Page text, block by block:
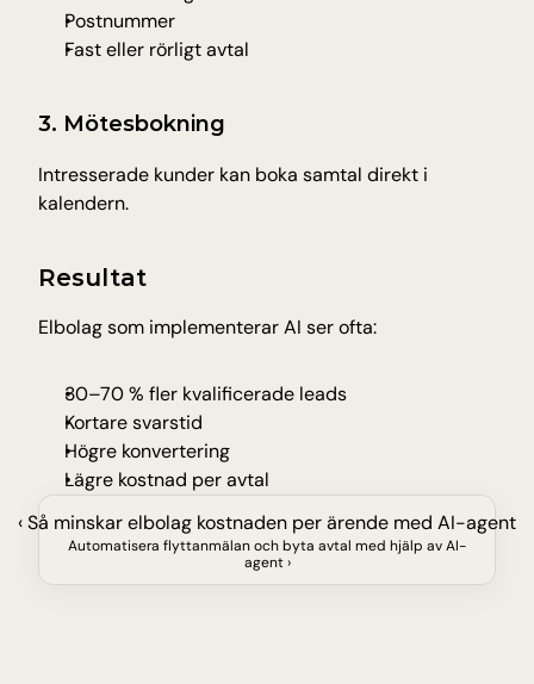
Postnummer
Fast eller rörligt avtal
3. Mötesbokning
Intresserade kunder kan boka samtal direkt i
kalendern.
Resultat
Elbolag som implementerar AI ser ofta:
30–70 % fler kvalificerade leads
Kortare svarstid
Högre konvertering
Lägre kostnad per avtal
‹ Så minskar elbolag kostnaden per ärende med AI-agent
Automatisera flyttanmälan och byta avtal med hjälp av AI-
agent ›